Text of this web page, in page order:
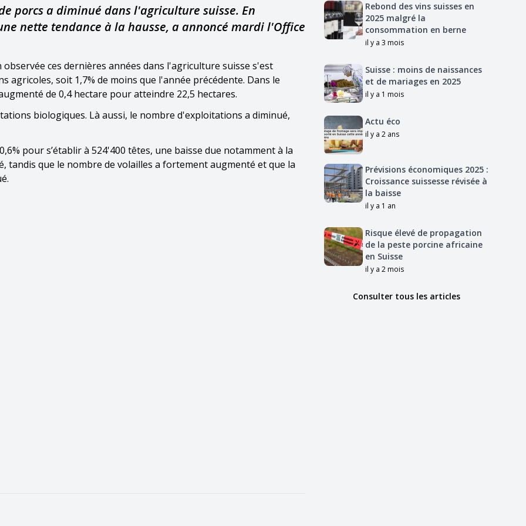
porcs a diminué dans l'agriculture suisse. En
nette tendance à la hausse, a annoncé mardi l'Office
ces dernières années dans l'agriculture suisse s'est
agricoles, soit 1,7% de moins que l'année précédente. Dans le
de 0,4 hectare pour atteindre 22,5 hectares.
biologiques. Là aussi, le nombre d'exploitations a diminué,
pour s’établir à 524'400 têtes, une baisse due notamment à la
tandis que le nombre de volailles a fortement augmenté et que la
Rebond des vins suisses en
2025 malgré la
consommation en berne
il y a 3 mois
Suisse : moins de naissances
et de mariages en 2025
il y a 1 mois
Actu éco
il y a 2 ans
Prévisions économiques 2025 :
Croissance suissesse révisée à
la baisse
il y a 1 an
Risque élevé de propagation
de la peste porcine africaine
en Suisse
il y a 2 mois
Consulter tous les articles